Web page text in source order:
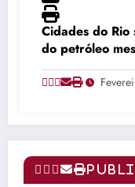
Cidades do
do petróleo
produção